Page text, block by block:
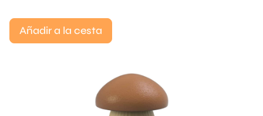
Añadir a la cesta